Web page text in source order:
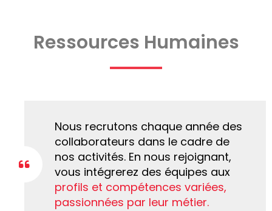
Ressources Humaines
Nous recrutons chaque année des
collaborateurs dans le cadre de
nos activités. En nous rejoignant,
vous intégrerez des équipes aux
profils et compétences variées,
passionnées par leur métier.